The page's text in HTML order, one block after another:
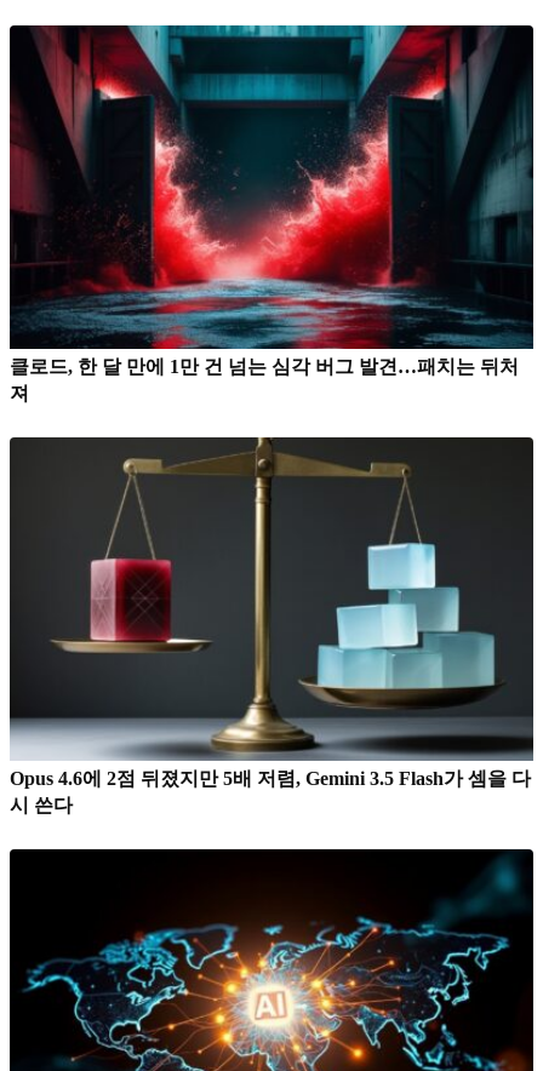
클로드, 한 달 만에 1만 건 넘는 심각 버그 발견…패치는 뒤처
져
Opus 4.6에 2점 뒤졌지만 5배 저렴, Gemini 3.5 Flash가 셈을 다
시 쓴다